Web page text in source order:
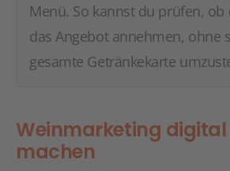
Menü. So kannst du prüfen, ob
das Angebot annehmen, ohne
gesamte Getränkekarte
Weinmarketing
machen